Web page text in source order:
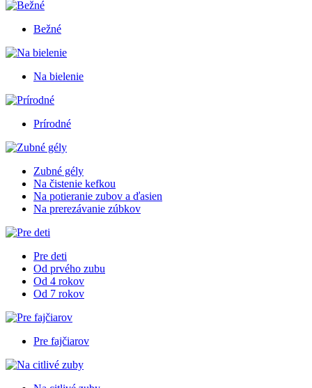
Bežné
Na bielenie
Prírodné
Zubné gély
Na čistenie kefkou
Na potieranie zubov a ďasien
Na prerezávanie zúbkov
Pre deti
Od prvého zubu
Od 4 rokov
Od 7 rokov
Pre fajčiarov